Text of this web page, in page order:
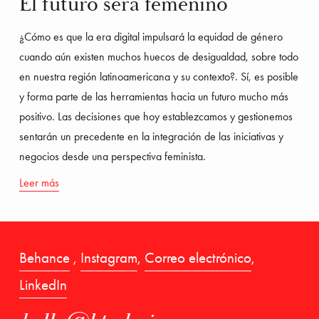
¿Cómo es que la era digital impulsará la equidad de género
cuando aún existen muchos huecos de desigualdad, sobre todo
en nuestra región latinoamericana y su contexto?. Sí, es posible
y forma parte de las herramientas hacia un futuro mucho más
positivo. Las decisiones que hoy establezcamos y gestionemos
sentarán un precedente en la integración de las iniciativas y
negocios desde una perspectiva feminista.
Leer más
Behance , Instagram, Correo electrónico,
LinkedIn